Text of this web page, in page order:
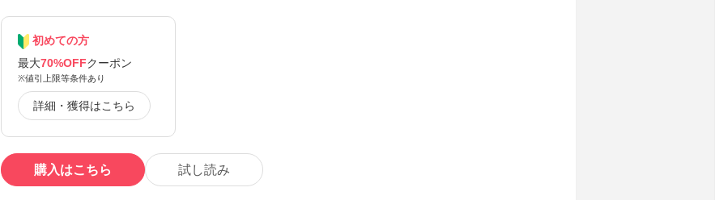
初めての方
最大70%OFFクーポン
※値引上限等条件あり
詳細・獲得はこちら
購入はこちら 試し読み